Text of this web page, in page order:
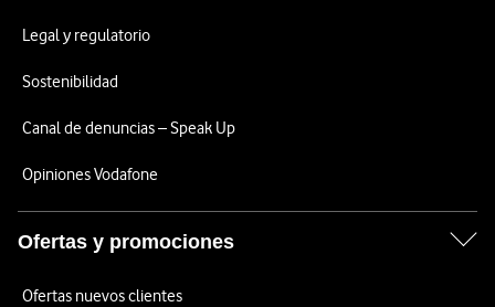
Legal y regulatorio
Sostenibilidad
Canal de denuncias – Speak Up
Opiniones Vodafone
Ofertas y promociones
Ofertas nuevos clientes